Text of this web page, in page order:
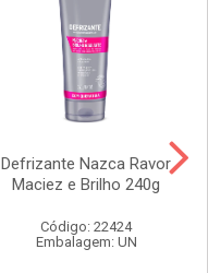
Defrizante Nazca Ravor
Maciez e Brilho 240g
Código: 22424
Embalagem: UN